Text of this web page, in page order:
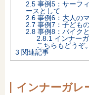
2.5 事例5：サーフ
ースとして
2.6 事例6：大人の
2.7 事例7：子ども
2.8 事例8：バイク
2.8.1 インナー
こちらもどうぞ。
3 関連記事
インナーガレ